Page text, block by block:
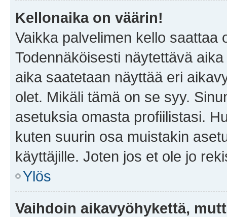
Kellonaika on väärin!
Vaikka palvelimen kello saattaa
Todennäköisesti näytettävä
aika saatetaan näyttää eri
olet. Mikäli tämä on se syy.
asetuksia omasta profiilistasi.
kuten suurin osa muistakin
käyttäjille. Joten jos et ole jo
Ylös
Vaihdoin aikavyöhykettä,